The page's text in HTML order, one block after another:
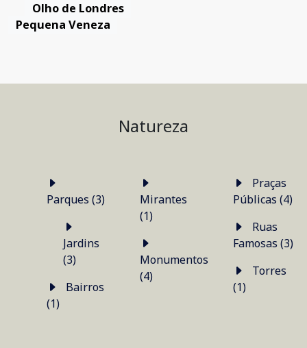
Olho de Londres
Pequena Veneza
Natureza
Parques (3)
Jardins
(3)
(1)
Mirantes
(1)
Monumentos
(4)
Públicas (4)
Famosas (3)
(1)